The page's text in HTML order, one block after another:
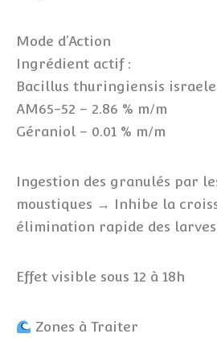
Mode d’Action
Ingrédient actif :
Bacillus thuringiensis
AM65-52 – 2.86 % m/m
Géraniol – 0.01 % m/m
Ingestion des granulés par
moustiques → Inhibe la
élimination rapide des larves
Effet visible sous 12 à 18h
Zones à Traiter